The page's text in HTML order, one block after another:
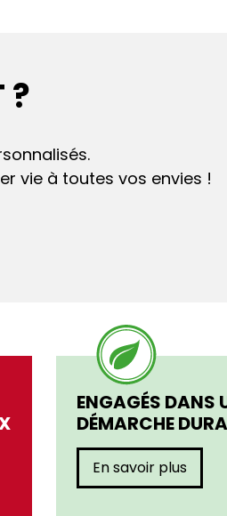
?
vie à toutes vos envies !
ENGAGÉS DANS
DÉMARCHE
En savoir plus